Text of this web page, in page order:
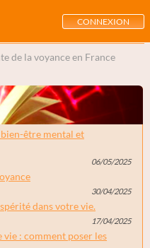
CONNEXION
de la voyance en France
être mental et
06/05/2025
30/04/2025
dans votre vie.
17/04/2025
vie : comment poser les